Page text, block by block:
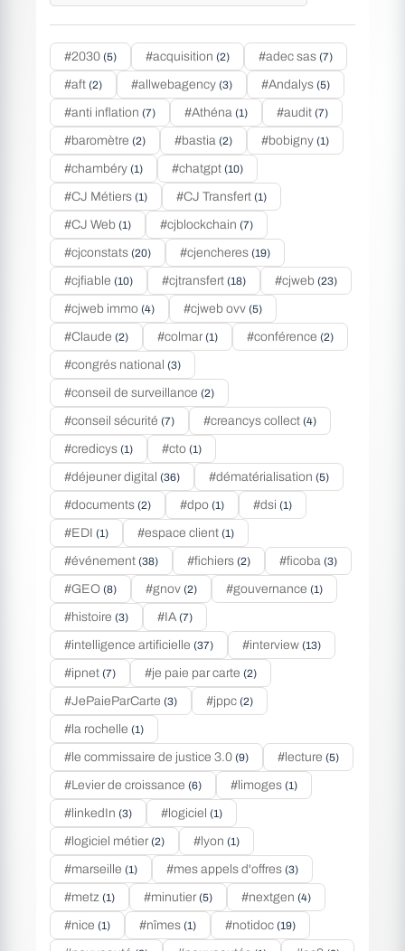
#2030 (5) #acquisition (2) #adec sas (7)
#aft (2) #allwebagency (3) #Andalys (5)
#anti inflation (7) #Athéna (1) #audit (7)
#baromètre (2) #bastia (2) #bobigny (1)
#chambéry (1) #chatgpt (10)
#CJ Métiers (1) #CJ Transfert (1)
#CJ Web (1) #cjblockchain (7)
#cjconstats (20) #cjencheres (19)
#cjfiable (10) #cjtransfert (18) #cjweb (23)
#cjweb immo (4) #cjweb ovv (5)
#Claude (2) #colmar (1) #conférence (2)
#congrés national (3)
#conseil de surveillance (2)
#conseil sécurité (7) #creancys collect (4)
#credicys (1) #cto (1)
#déjeuner digital (36) #dématérialisation (5)
#documents (2) #dpo (1) #dsi (1)
#EDI (1) #espace client (1)
#événement (38) #fichiers (2) #ficoba (3)
#GEO (8) #gnov (2) #gouvernance (1)
#histoire (3) #IA (7)
#intelligence artificielle (37) #interview (13)
#ipnet (7) #je paie par carte (2)
#JePaieParCarte (3) #jppc (2)
#la rochelle (1)
#le commissaire de justice 3.0 (9) #lecture (5)
#Levier de croissance (6) #limoges (1)
#linkedIn (3) #logiciel (1)
#logiciel métier (2) #lyon (1)
#marseille (1) #mes appels d'offres (3)
#metz (1) #minutier (5) #nextgen (4)
#nice (1) #nîmes (1) #notidoc (19)